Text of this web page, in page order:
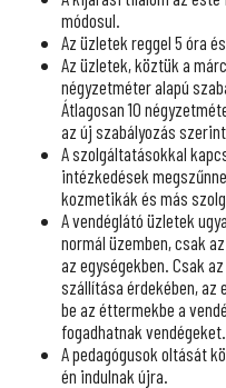
módosul.
Az üzletek reggel 5 óra
Az üzletek, köztük a
négyzetméter alapú
Átlagosan 10
az új szabályozás szerint.
A szolgáltatásokkal
intézkedések
kozmetikák és más
A vendéglátó üzletek
normál üzemben, csak
az egységekben. Csak
szállítása érdekében, az
be az éttermekbe a
fogadhatnak vendégeket.
A pedagógusok oltását
én indulnak újra.